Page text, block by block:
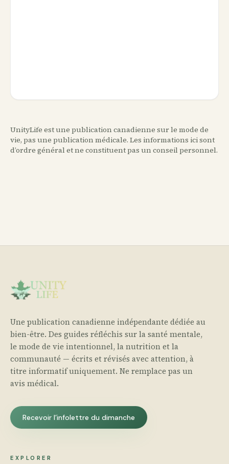
UnityLife est une publication canadienne sur le mode de
vie, pas une publication médicale. Les informations ici sont
d’ordre général et ne constituent pas un conseil personnel.
Une publication canadienne indépendante dédiée au
bien-être. Des guides réfléchis sur la santé mentale,
le mode de vie intentionnel, la nutrition et la
communauté — écrits et révisés avec attention, à
titre informatif uniquement. Ne remplace pas un
avis médical.
Recevoir l’infolettre du dimanche
EXPLORER